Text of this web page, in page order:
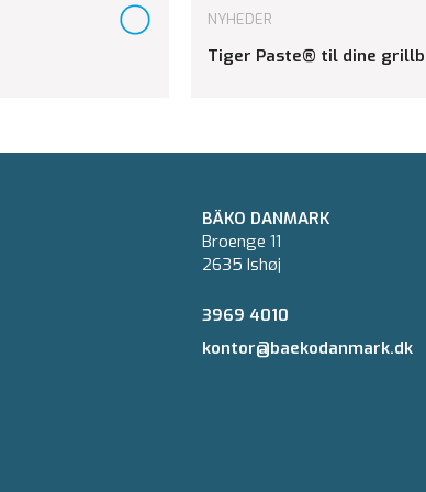
NYHEDER
Tiger Paste® til dine
BÄKO DANMARK
Broenge 11
2635 Ishøj
3969 4010
kontor@baekodanmark.dk